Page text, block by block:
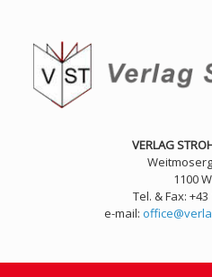
springen
VERLAG
1100
Tel. & Fax: +43
e-mail: